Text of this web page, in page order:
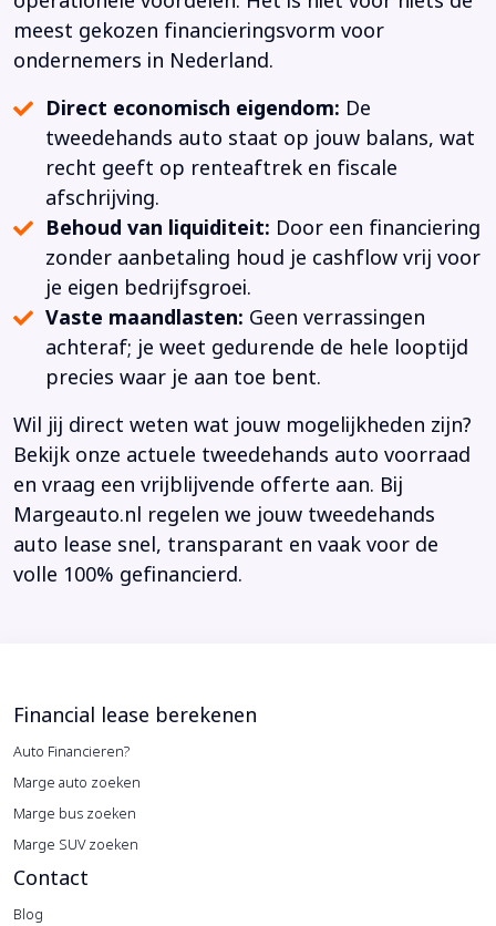
meest gekozen financieringsvorm voor
ondernemers in Nederland.
Direct economisch eigendom: De
tweedehands auto staat op jouw balans, wat
recht geeft op renteaftrek en fiscale
afschrijving.
Behoud van liquiditeit: Door een financiering
zonder aanbetaling houd je cashflow vrij voor
je eigen bedrijfsgroei.
Vaste maandlasten: Geen verrassingen
achteraf; je weet gedurende de hele looptijd
precies waar je aan toe bent.
Wil jij direct weten wat jouw mogelijkheden zijn?
Bekijk onze actuele tweedehands auto voorraad
en vraag een vrijblijvende offerte aan. Bij
Margeauto.nl regelen we jouw tweedehands
auto lease snel, transparant en vaak voor de
volle 100% gefinancierd.
Financial lease berekenen
Auto Financieren?
Marge auto zoeken
Marge bus zoeken
Marge SUV zoeken
Contact
Blog